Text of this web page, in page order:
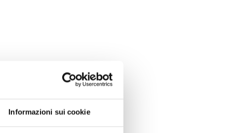
Informazioni sui cookie